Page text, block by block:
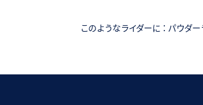
このようなライダーに：パウダ